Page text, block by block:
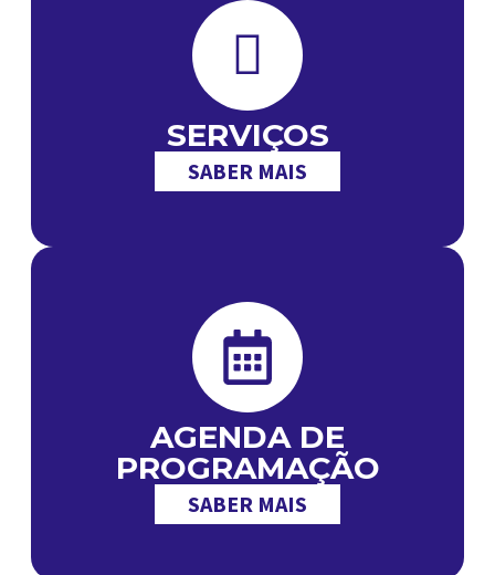
SERVIÇOS
SABER MAIS
AGENDA DE
PROGRAMAÇÃO
SABER MAIS